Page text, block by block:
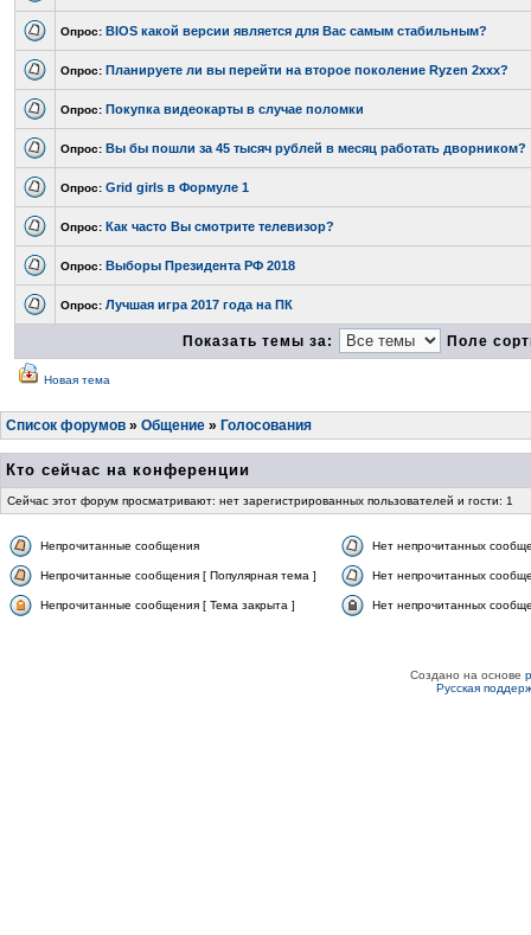
Опрос: BIOS какой версии является для Вас самым стабильным?
Опрос: Планируете ли вы перейти на второе поколение Ryzen 2xxx?
Опрос: Покупка видеокарты в случае поломки
Опрос: Вы бы пошли за 45 тысяч рублей в месяц работать дворником?
Опрос: Grid girls в Формуле 1
Опрос: Как часто Вы смотрите телевизор?
Опрос: Выборы Президента РФ 2018
Опрос: Лучшая игра 2017 года на ПК
Показать темы за: Поле
Новая тема
Список форумов » Общение » Голосования
Кто сейчас на конференции
Сейчас этот форум просматривают: нет зарегистрированных пользователей и гости: 1
Непрочитанные сообщения Нет непрочитанных
Непрочитанные сообщения [ Популярная тема ] Нет непрочитанных
Непрочитанные сообщения [ Тема закрыта ] Нет непрочитанных
Создано на основе
Русская